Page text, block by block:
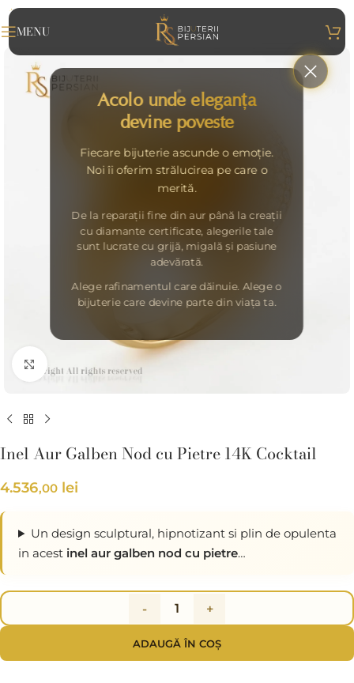
Acolo unde eleganța
devine poveste
Fiecare bijuterie ascunde o emoție.
Noi îi oferim strălucirea pe care o
merită.
De la reparații fine din aur până la creații
cu diamante certificate, alegerile tale
sunt lucrate cu grijă, migală și pasiune
adevărată.
Alege rafinamentul care dăinuie. Alege o
bijuterie care devine parte din viața ta.
MENU
Click pentru a mări
Inel Aur Galben Nod cu Pietre 14K Cocktail
4.536,00 lei
Un design sculptural, hipnotizant si plin de opulenta
in acest inel aur galben nod cu pietre…
- +
ADAUGĂ ÎN COȘ